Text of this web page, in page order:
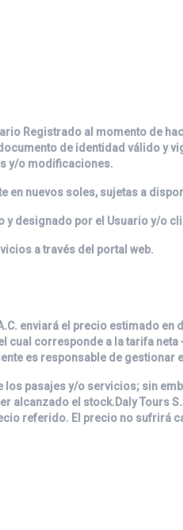
Registrado al momento de
de identidad válido y
y/o modificaciones.
en nuevos soles, sujetas a
designado por el Usuario y/o
a través del portal web.
enviará el precio estimado en
cual corresponde a la tarifa
es responsable de
pasajes y/o servicios; sin
alcanzado el stock.Daly Tours
referido. El precio no sufrirá